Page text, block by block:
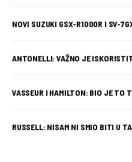
NOVI SUZUKI GSX-R1000R I SV-
ANTONELLI: VAŽNO JE
VASSEUR I HAMILTON: BIO JE TO
RUSSELL: NISAM NI SMIO BITI U